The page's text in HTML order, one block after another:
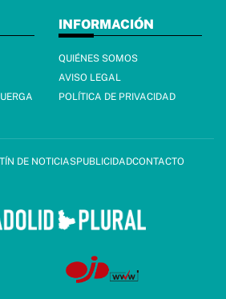
INFORMACIÓN
QUIÉNES SOMOS
AVISO LEGAL
POLÍTICA DE PRIVACIDAD
DE NOTICIASPUBLICIDADCONTACTO